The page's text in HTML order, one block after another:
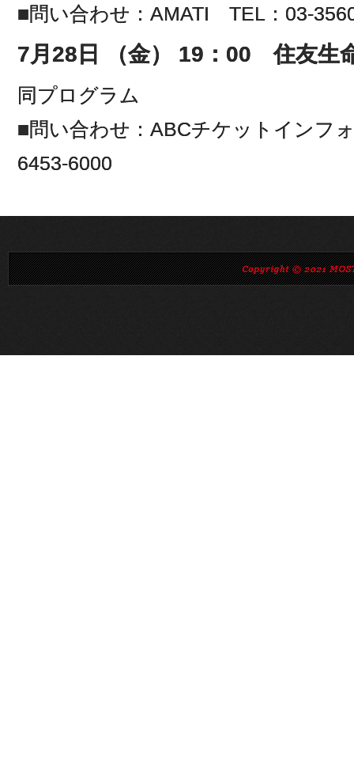
■問い合わせ：AMATI TEL：03-
7月28日 （金） 19：00 住友生
同プログラム
■問い合わせ：ABCチケットイン
6453-6000